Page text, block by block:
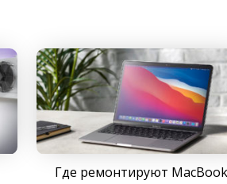
Где ремонтируют